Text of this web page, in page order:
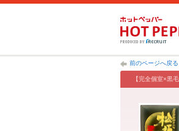
前のページへ戻る
【完全個室×黒